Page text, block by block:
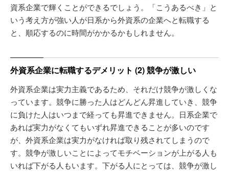
資系企業で輝くことができるでしょう。「こうあるべき」と
いう考え方が強い人が日系から外資系の企業へと転職する
と、順応するのに時間がかかるかもしれません。
外資系企業に転職するデメリット (2) 競争が激しい
外資系企業は実力主義であるため、それだけ競争が激しくな
っています。競争に勝った人はどんどん昇進していき、競争
に負けた人はいつまで経っても昇進できません。日系企業で
あれば実力がなくてもいずれ昇進できることが多いのです
が、外資系企業は実力がなければ取り残されてしまうので
す。競争が激しいことによってモチベーションが上がる人も
いれば下がる人もいます。下がる人にとっては、競争が激し